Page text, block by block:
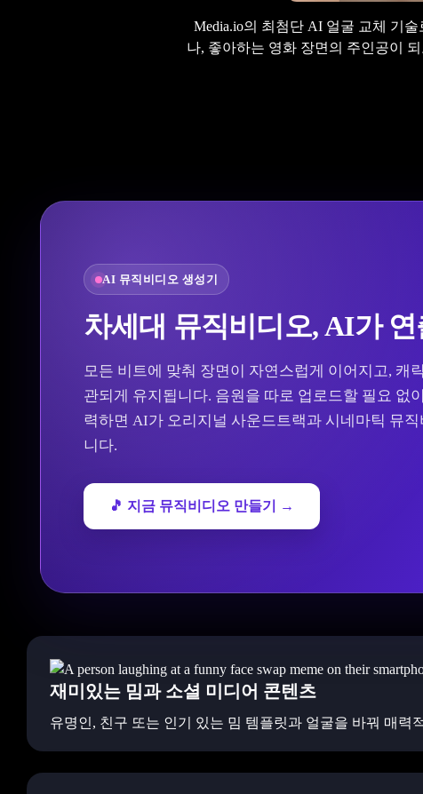
Media.io의 최첨단 AI 얼굴 교체 기
나, 좋아하는 영화 장면의 주인공이
AI 뮤직비디오 생성기
차세대 뮤직비디오, AI가 연
모든 비트에 맞춰 장면이 자연스럽게 이어지고, 캐
관되게 유지됩니다. 음원을 따로 업로드할 필요 없
력하면 AI가 오리지널 사운드트랙과 시네마틱 뮤
니다.
🎵 지금 뮤직비디오 만들기 →
재미있는 밈과 소셜 미디어 콘텐츠
유명인, 친구 또는 인기 있는 밈 템플릿과 얼굴을 바꿔 매력